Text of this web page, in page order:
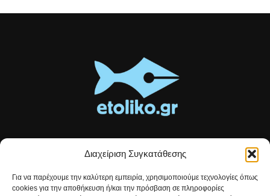
Διαχείριση Συγκατάθεσης
Για να παρέχουμε την καλύτερη εμπειρία, χρησιμοποιούμε τεχνολογίες όπως
cookies για την αποθήκευση ή/και την πρόσβαση σε πληροφορίες
Τοπικές ειδήσεις, αναλύσεις και ιστορίες από το Αιτωλικό
Αρθρογραφία που συνδέει, εμπνέει και ενημερώνει.